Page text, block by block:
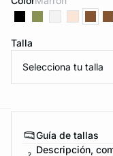
Talla
Selecciona tu talla
Guía de tallas
Descripción,